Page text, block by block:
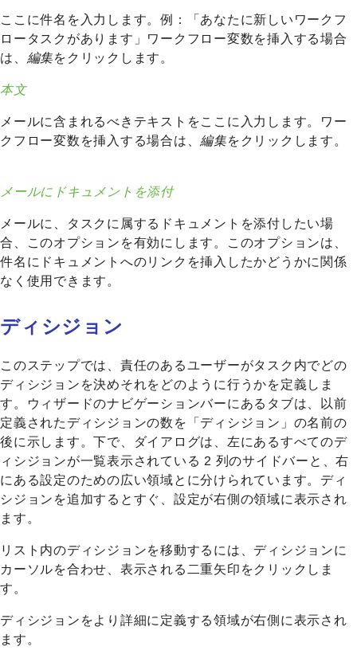
ここに件名を入力します。例：「あなたに新しいワークフ
ロータスクがあります」ワークフロー変数を挿入する場合
は、 編集をクリックします。
本文
メールに含まれるべきテキストをここに入力します。ワー
クフロー変数を挿入する場合は、 編集をクリックします。
メールにドキュメントを添付
メールに、タスクに属するドキュメントを添付したい場
合、このオプションを有効にします。このオプションは、
件名にドキュメントへのリンクを挿入したかどうかに関係
なく使用できます。
ディシジョン
このステップでは、責任のあるユーザーがタスク内でどの
ディシジョンを決めそれをどのように行うかを定義しま
す。ウィザードのナビゲーションバーにあるタブは、以前
定義されたディシジョンの数を「ディシジョン」の名前の
後に示します。下で、ダイアログは、左にあるすべてのデ
ィシジョンが一覧表示されている 2 列のサイドバーと、右
にある設定のための広い領域とに分けられています。ディ
シジョンを追加するとすぐ、設定が右側の領域に表示され
ます。
リスト内のディシジョンを移動するには、ディシジョンに
カーソルを合わせ、表示される二重矢印をクリックしま
す。
ディシジョンをより詳細に定義する領域が右側に表示され
ます。